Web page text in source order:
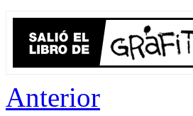
Anterior